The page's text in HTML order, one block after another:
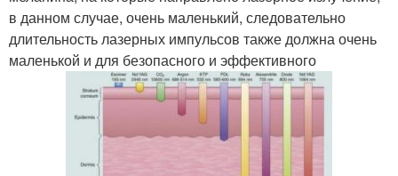
в данном случае, очень маленький, следовательно
длительность лазерных импульсов также должна очень
маленькой и для безопасного и эффективного